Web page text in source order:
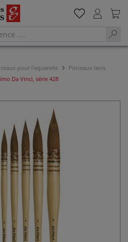
pour l'aquarelle
Pinceaux lavis
Da Vinci, série 428